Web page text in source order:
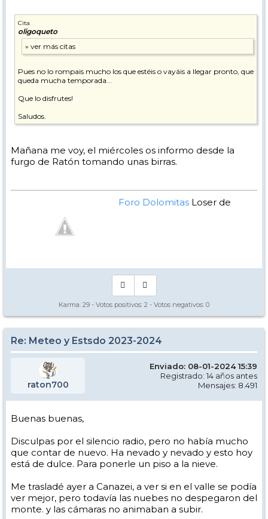
Cita
oligoqueto
Pues no lo rompais mucho los que estéis o vayáis a llegar pronto, que
queda mucha temporada...
Que lo disfrutes!
Saludos.
Mañana me voy, el miércoles os informo desde la
furgo de Ratón tomando unas birras.
Foro DolomitasLoser de
Karma: 29 - Votos positivos: 2 - Votos negativos: 0
Re: Meteo y Estsdo 2023-2024
raton700
Enviado: 08-01-2024 15:39
Registrado: 14 años antes
Mensajes: 8.491
Buenas buenas,
Disculpas por el silencio radio, pero no había mucho
que contar de nuevo. Ha nevado y nevado y esto hoy
está de dulce. Para ponerle un piso a la nieve.
Me trasladé ayer a Canazei, a ver si en el valle se podía
ver mejor, pero todavía las nuebes no despegaron del
monte. y las cámaras no animaban a subir.